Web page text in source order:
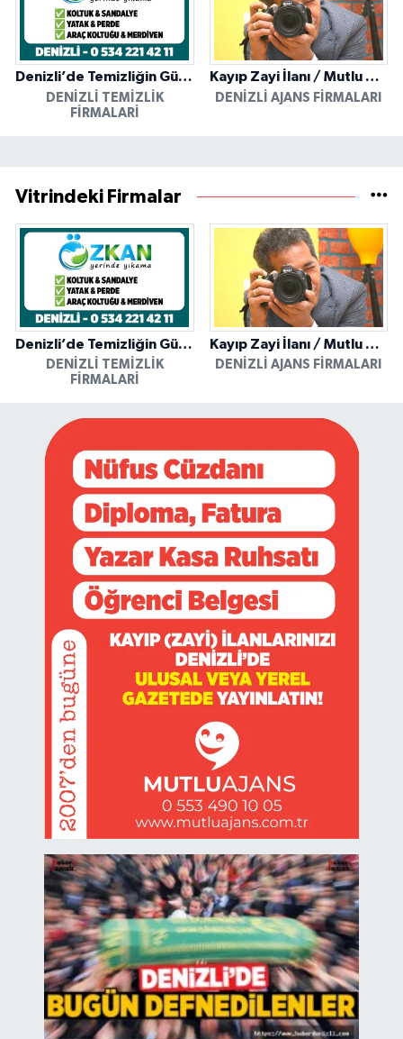
Denizli’de Temizliğin Güvenilir Adresi: Özkan Yerinde Yıkama
DENIZLI TEMIZLIK
FIRMALARI
Kayıp Zayi İlanı / Mutlu Ajans / Denizli
DENIZLI AJANS FIRMALARI
Vitrindeki Firmalar
Denizli’de Temizliğin Güvenilir Adresi: Özkan Yerinde Yıkama
DENIZLI TEMIZLIK
FIRMALARI
Kayıp Zayi İlanı / Mutlu Ajans / Denizli
DENIZLI AJANS FIRMALARI